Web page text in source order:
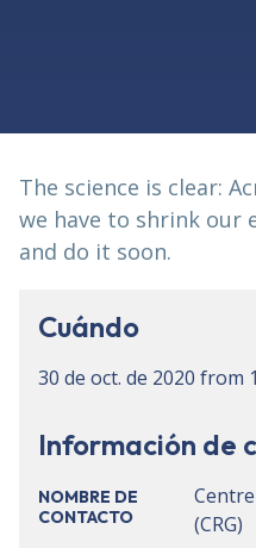
The science is clear:
we have to shrink our
and do it soon.
Cuándo
30 de oct. de 2020 from
Información de
NOMBRE DE
CONTACTO
(CRG)